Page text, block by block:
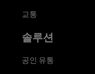
교통
솔루션
공인 유통